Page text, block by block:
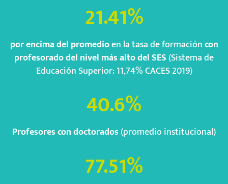
21.41%
por encima del promedioen la tasa de formacióncon
profesorado del nivel más alto del SES (Sistema de
Educación Superior: 11,74% CACES 2019)
40.6%
Profesores con doctorados(promedio institucional)
77.51%